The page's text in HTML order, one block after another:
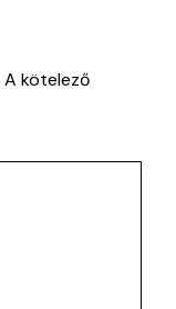
A kötelező